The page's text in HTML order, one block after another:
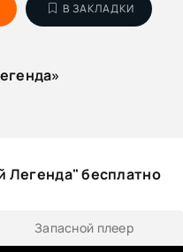
В ЗАКЛАДКИ
Легенда" бесплатно
Запасной плеер